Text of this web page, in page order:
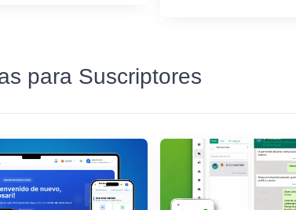
para Suscriptores